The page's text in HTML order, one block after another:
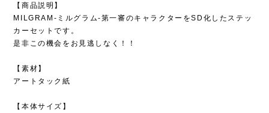
【商品説明】
MILGRAM-ミルグラム-第一審のキャラクターをSD化したステッ
カーセットです。
是非この機会をお見逃しなく！！
【素材】
アートタック紙
【本体サイズ】